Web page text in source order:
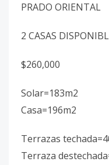
PRADO ORIENTAL
2 CASAS
$260,000
Solar=183m2
Casa=196m2
Terrazas
Terraza